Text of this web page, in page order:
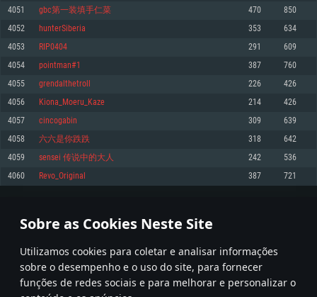
Sobre as Cookies Neste Site
Utilizamos cookies para coletar e analisar informações
sobre o desempenho e o uso do site, para fornecer
funções de redes sociais e para melhorar e personalizar o
Placa Gráfica: Placa com DirectX 11: AMD Radeon 77XX / NVIDIA GeForce
GTX 660. Resolução mínima suportada: 720p
Network: Internet de banda larga.
Disco: 23,1 GB
Recomendado
superior, Radeon RX 570 ou superior
Disco: 75,9 GB
Placa Gráfica: Intel Iris Pro 5200 (Mac), equivalentes AMD/Nvidia para Mac.
Resolução mínima suportada: 720p com suporte Metal.
Network: Internet de banda larga.
Disco: 21,5 GB
Recomendado
Network: Internet de banda larga.
Placa Gráfica: NVIDIA 660 com os drivers mais recentes (não mais de 6
meses) / equivalentes AMD com os drivers mais recentes com suporte
Vulkan (não mais de 6 meses); Resolução mínima suportada: 720p.
Network: Internet de banda larga.
Disco: 21,5 GB
Recomendado
Sistema Operativo: Ubuntu 20.04 64bit
Processador: Intel Core i7
Memória: 16 GB
Placa Gráfica: NVIDIA 1060 com os drivers mais recentes (não mais de 6
meses) / equivalentes AMD (Radeon RX 570) com os drivers mais recentes
Network: Internet de banda larga.
4051 gbc第一装填手仁菜 470 850
4052 hunterSiberia 353 634
4053 RIP0404 291 609
4054 pointman#1 387 760
4055 grendalthetroll 226 426
4056 Kiona_Moeru_Kaze 214 426
4057 cincogabin 309 639
4058 六六是你跌跌 318 642
4059 sensei 传说中的大人 242 536
4060 Revo_Original 387 721